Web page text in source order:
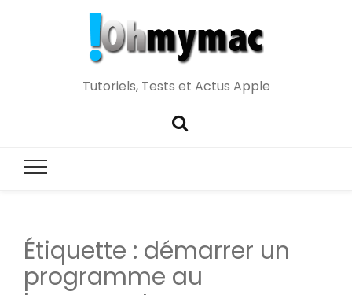
Tutoriels, Tests et Actus Apple
Étiquette : démarrer un
programme au